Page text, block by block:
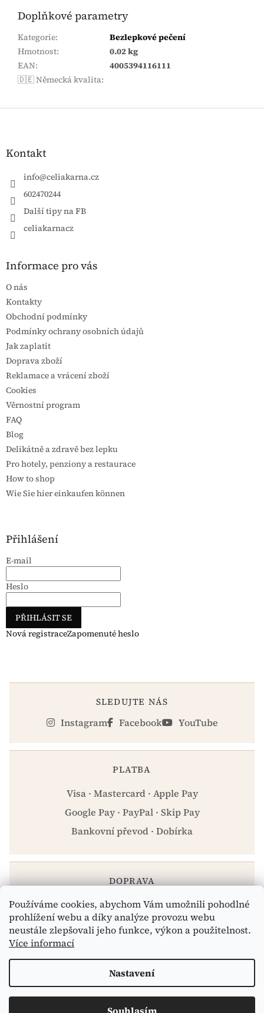
Používáme cookies, abychom Vám umožnili pohodlné
prohlížení webu a díky analýze provozu webu
neustále zlepšovali jeho funkce, výkon a použitelnost.
Více informací
Nastavení
Doplňkové parametry
Kategorie:
Bezlepkové pečení
Hmotnost:
0.02 kg
EAN:
4005394116111
🇩🇪 Německá kvalita:
Zápatí
Kontakt
info@celiakarna.cz
602470244
Další tipy na FB
celiakarnacz
Informace pro vás
O nás
Kontakty
Obchodní podmínky
Podmínky ochrany osobních údajů
Jak zaplatit
Doprava zboží
Reklamace a vrácení zboží
Cookies
Věrnostní program
FAQ
Blog
Delikátně a zdravě bez lepku
Pro hotely, penziony a restaurace
How to shop
Wie Sie hier einkaufen können
Přihlášení
E-mail
Heslo
PŘIHLÁSIT SE
Nová registraceZapomenuté heslo
SLEDUJTE NÁS
Instagram Facebook YouTube
PLATBA
Visa · Mastercard · Apple Pay
Google Pay · PayPal · Skip Pay
Bankovní převod · Dobírka
DOPRAVA
Zásilkovna · PPL · Osobní odběr Praha
Copyright 2026eshop.celiakarna.cz. Všechna práva